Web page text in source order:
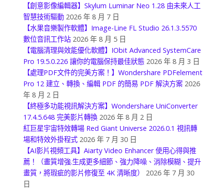
【創意影像編輯器】Skylum Luminar Neo 1.28 由未來人工
智慧技術驅動 2026 年 8 月 7 日
【水果音樂製作軟體】Image-Line FL Studio 26.1.3.5570
數位音訊工作站 2026 年 8 月 5 日
【電腦清理與效能優化軟體】IObit Advanced SystemCare
Pro 19.5.0.226 讓你的電腦保持最佳狀態 2026 年 8 月 3 日
【處理PDF文件的完美方案！】Wondershare PDFelement
Pro 12 建立、轉換、編輯 PDF 的簡易 PDF 解決方案 2026
年 8 月 2 日
【終極多功能視訊解決方案】Wondershare UniConverter
17.4.5.648 完美影片轉換 2026 年 8 月 2 日
紅巨星宇宙特效轉場 Red Giant Universe 2026.0.1 視訊轉
場和特效外掛程式 2026 年 7 月 30 日
【AI影片視頻工具】Aiarty Video Enhancer 使用心得與推
薦！（畫質增強.生成更多細節、強力降噪、消除模糊、提升
畫質，將瑕疵的影片修復至 4K 清晰度）
2026 年 7 月 30
日